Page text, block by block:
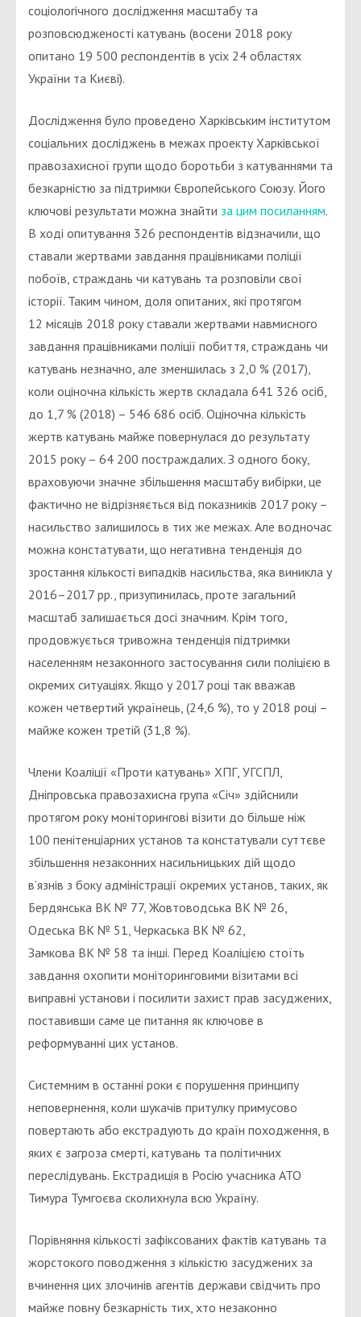
соціологічного дослідження масштабу та
розповсюдженості катувань (восени 2018 року
опитано 19 500 респондентів в усіх 24 областях
України та Києві).
Дослідження було проведено Харківським інститутом
соціальних досліджень в межах проекту Харківської
правозахисної групи щодо боротьби з катуваннями та
безкарністю за підтримки Європейського Союзу. Його
ключові результати можна знайти за цим посиланням.
В ході опитування 326 респондентів відзначили, що
ставали жертвами завдання працівниками поліції
побоїв, страждань чи катувань та розповіли свої
історії. Таким чином, доля опитаних, які протягом
12 місяців 2018 року ставали жертвами навмисного
завдання працівниками поліції побиття, страждань чи
катувань незначно, але зменшилась з 2,0 % (2017),
коли оціночна кількість жертв складала 641 326 осіб,
до 1,7 % (2018) – 546 686 осіб. Оціночна кількість
жертв катувань майже повернулася до результату
2015 року – 64 200 постраждалих. З одного боку,
враховуючи значне збільшення масштабу вибірки, це
фактично не відрізняється від показників 2017 року –
насильство залишилось в тих же межах. Але водночас
можна констатувати, що негативна тенденція до
зростання кількості випадків насильства, яка виникла у
2016–2017 рр., призупинилась, проте загальний
масштаб залишається досі значним. Крім того,
продовжується тривожна тенденція підтримки
населенням незаконного застосування сили поліцією в
окремих ситуаціях. Якщо у 2017 році так вважав
кожен четвертий українець, (24,6 %), то у 2018 році –
майже кожен третій (31,8 %).
Члени Коаліції «Проти катувань» ХПГ, УГСПЛ,
Дніпровська правозахисна група «Січ» здійснили
протягом року моніторингові візити до більше ніж
100 пенітенціарних установ та констатували суттєве
збільшення незаконних насильницьких дій щодо
в’язнів з боку адміністрації окремих установ, таких, як
Бердянська ВК № 77, Жовтоводська ВК № 26,
Одеська ВК № 51, Черкаська ВК № 62,
Замкова ВК № 58 та інші. Перед Коаліцією стоїть
завдання охопити моніторинговими візитами всі
виправні установи і посилити захист прав засуджених,
поставивши саме це питання як ключове в
реформуванні цих установ.
Системним в останні роки є порушення принципу
неповернення, коли шукачів притулку примусово
повертають або екстрадують до країн походження, в
яких є загроза смерті, катувань та політичних
переслідувань. Екстрадиція в Росію учасника АТО
Тимура Тумгоєва сколихнула всю Україну.
Порівняння кількості зафіксованих фактів катувань та
жорстокого поводження з кількістю засуджених за
вчинення цих злочинів агентів держави свідчить про
майже повну безкарність тих, хто незаконно